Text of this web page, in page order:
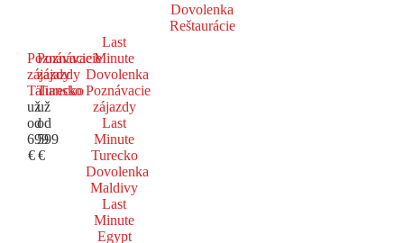
Dovolenka
Reštaurácie
Poznávacie
zájazdy
Taliansko
už
od
699
€
Poznávacie
zájazdy
Turecko
už
od
599
€
Last
Minute
Dovolenka
Poznávacie
zájazdy
Last
Minute
Turecko
Dovolenka
Maldivy
Last
Minute
Egypt